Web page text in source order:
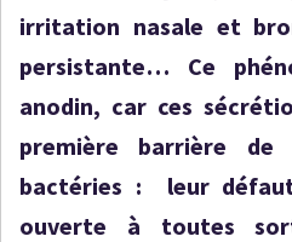
irritation nasale et
persistante… Ce
anodin, car ces
première barrière de
bactéries : leur
ouverte à toutes